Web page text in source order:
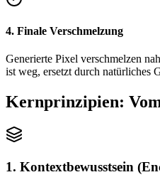
4. Finale Verschmelzung
Generierte Pixel verschmelzen
ist weg, ersetzt durch natürliches
Kernprinzipien:
1. Kontextbewusstsein